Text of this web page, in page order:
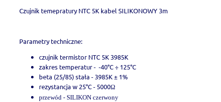
Czujnik temepratury NTC 5K kabel SILIKONOWY 3m
Parametry techniczne:
czujnik termistor NTC 5K 3985K
zakres temperatur - -40°C ÷ 125°C
beta (25/85) stała - 3985K ± 1%
rezystancja w 25°C - 5000Ω
przewód - SILIKON czerwony